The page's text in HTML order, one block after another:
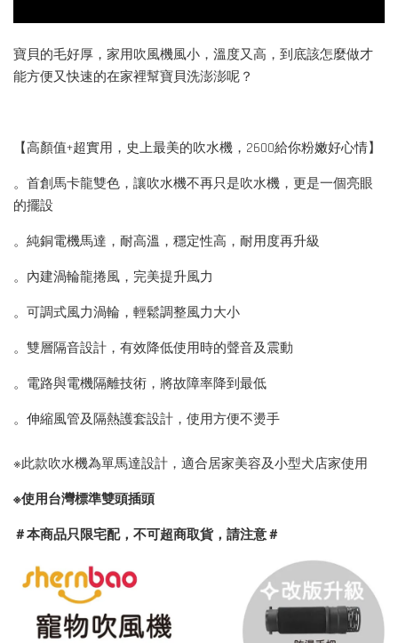
寶貝的毛好厚，家用吹風機風小，溫度又高，到底該怎麼做才
能方便又快速的在家裡幫寶貝洗澎澎呢？
【高顏值+超實用，史上最美的吹水機，2600給你粉嫩好心情】
。首創馬卡龍雙色，讓吹水機不再只是吹水機，更是一個亮眼
的擺設
。純銅電機馬達，耐高溫，穩定性高，耐用度再升級
。內建渦輪龍捲風，完美提升風力
。可調式風力渦輪，輕鬆調整風力大小
。雙層隔音設計，有效降低使用時的聲音及震動
。電路與電機隔離技術，將故障率降到最低
。伸縮風管及隔熱護套設計，使用方便不燙手
※此款吹水機為單馬達設計，適合居家美容及小型犬店家使用
※使用台灣標準雙頭插頭
＃本商品只限宅配，不可超商取貨，請注意＃